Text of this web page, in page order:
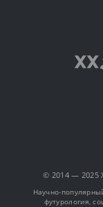
© 2014 —
Научно-
футурология,